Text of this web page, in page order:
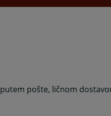
pošte, ličnom